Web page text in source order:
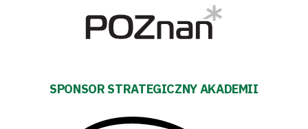
Aktualności
SPONSOR STRATEGICZNY AKADEMII